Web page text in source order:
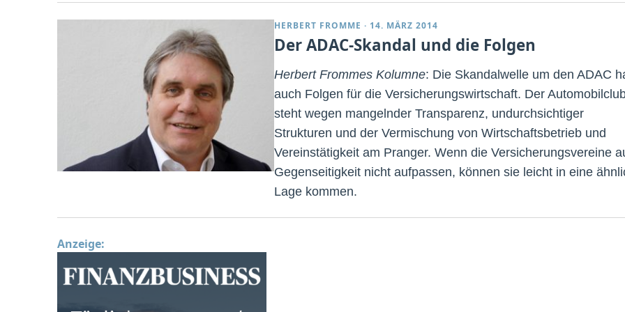
HERBERT FROMME · 14. MÄRZ 2014
Der ADAC-Skandal und die Folgen
Herbert Frommes Kolumne: Die Skandalwelle um den ADAC
auch Folgen für die Versicherungswirtschaft. Der
steht wegen mangelnder Transparenz, undurchsichtiger
Strukturen und der Vermischung von Wirtschaftsbetrieb und
Vereinstätigkeit am Pranger. Wenn die Versicherungsvereine
Gegenseitigkeit nicht aufpassen, können sie leicht in eine
Lage kommen.
Anzeige: